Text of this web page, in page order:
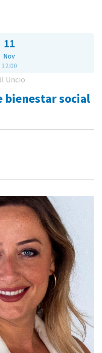
11
Nov
12:00
Uncio
bienestar social